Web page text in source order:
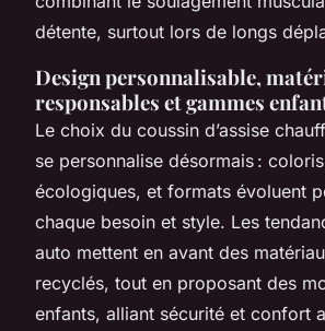
détente, surtout lors de longs
Design personnalisable,
responsables et gammes
Le choix du coussin d’assise
se personnalise désormais :
écologiques, et formats évoluent
chaque besoin et style. Les
auto mettent en avant des
recyclés, tout en proposant des
enfants, alliant sécurité et confort